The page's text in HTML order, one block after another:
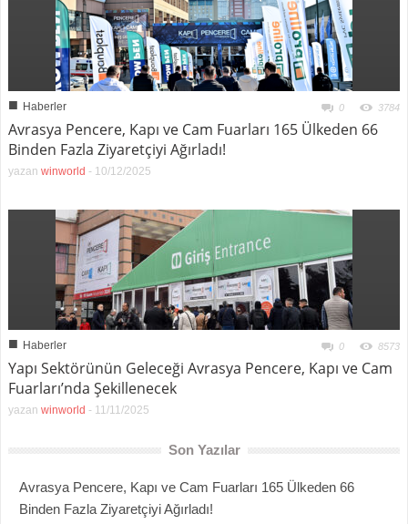
■ Haberler 0 3784
Avrasya Pencere, Kapı ve Cam Fuarları 165 Ülkeden 66
Binden Fazla Ziyaretçiyi Ağırladı!
yazan winworld - 10/12/2025
■ Haberler 0 8573
Yapı Sektörünün Geleceği Avrasya Pencere, Kapı ve Cam
Fuarları’nda Şekillenecek
yazan winworld - 11/11/2025
Son Yazılar
Avrasya Pencere, Kapı ve Cam Fuarları 165 Ülkeden 66
Binden Fazla Ziyaretçiyi Ağırladı!